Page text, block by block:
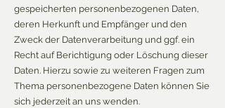
gespeicherten personenbezogenen Daten,
deren Herkunft und Empfänger und den
Zweck der Datenverarbeitung und ggf. ein
Recht auf Berichtigung oder Löschung dieser
Daten. Hierzu sowie zu weiteren Fragen zum
Thema personenbezogene Daten können Sie
sich jederzeit an uns wenden.